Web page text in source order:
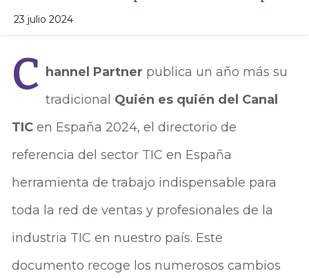
23 julio 2024
C hannel Partner publica un año más su
tradicional Quién es quién del Canal
TIC en España 2024, el directorio de
referencia del sector TIC en España
herramienta de trabajo indispensable para
toda la red de ventas y profesionales de la
industria TIC en nuestro país. Este
documento recoge los numerosos cambios